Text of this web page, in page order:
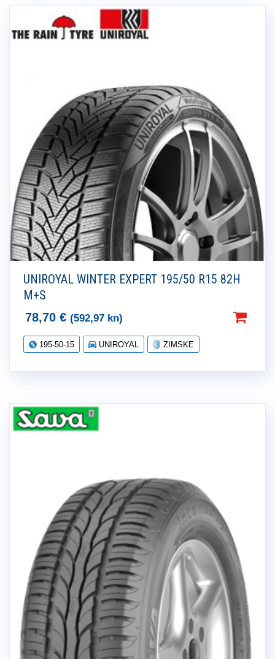
UNIROYAL WINTER EXPERT 195/50 R15 82H
M+S
78,70 € (592,97 kn)
195-50-15 UNIROYAL ZIMSKE